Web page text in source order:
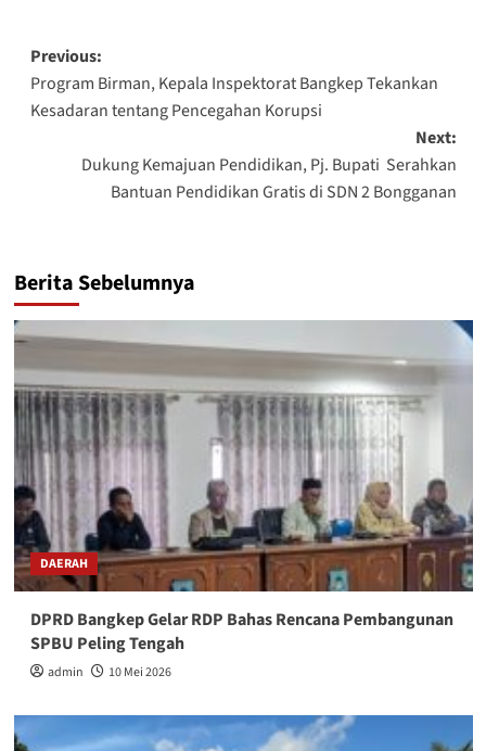
Post
navigation
Previous:
Program Birman, Kepala Inspektorat Bangkep Tekankan
Kesadaran tentang Pencegahan Korupsi
Next:
Dukung Kemajuan Pendidikan, Pj. Bupati Serahkan
Bantuan Pendidikan Gratis di SDN 2 Bongganan
Berita Sebelumnya
DAERAH
DPRD Bangkep Gelar RDP Bahas Rencana Pembangunan
SPBU Peling Tengah
admin 10 Mei 2026